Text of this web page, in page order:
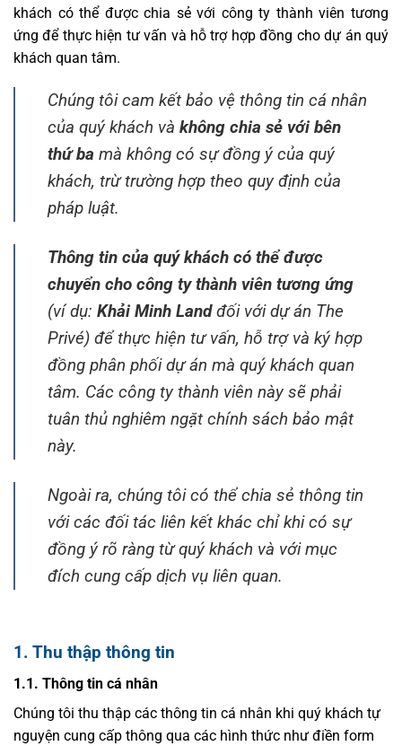
khách có thể được chia sẻ với công ty thành viên tương
ứng để thực hiện tư vấn và hỗ trợ hợp đồng cho dự án quý
khách quan tâm.
Chúng tôi cam kết bảo vệ thông tin cá nhân
của quý khách và không chia sẻ với bên
thứ ba mà không có sự đồng ý của quý
khách, trừ trường hợp theo quy định của
pháp luật.
Thông tin của quý khách có thể được
chuyển cho công ty thành viên tương ứng
(ví dụ: Khải Minh Landđối với dự án The
Privé) để thực hiện tư vấn, hỗ trợ và ký hợp
đồng phân phối dự án mà quý khách quan
tâm. Các công ty thành viên này sẽ phải
tuân thủ nghiêm ngặt chính sách bảo mật
này.
Ngoài ra, chúng tôi có thể chia sẻ thông tin
với các đối tác liên kết khác chỉ khi có sự
đồng ý rõ ràng từ quý khách và với mục
đích cung cấp dịch vụ liên quan.
1. Thu thập thông tin
1.1. Thông tin cá nhân
Chúng tôi thu thập các thông tin cá nhân khi quý khách tự
nguyện cung cấp thông qua các hình thức như điền form